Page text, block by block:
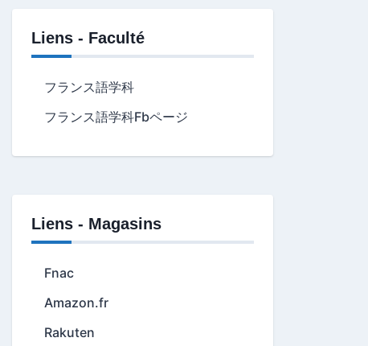
Liens - Faculté
フランス語学科
フランス語学科Fbページ
Liens - Magasins
Fnac
Amazon.fr
Rakuten